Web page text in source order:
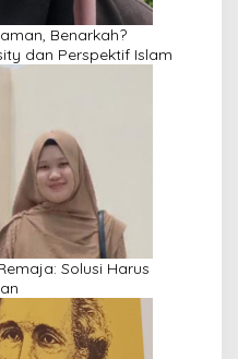
Benarkah?
dan Perspektif Islam
Solusi Harus